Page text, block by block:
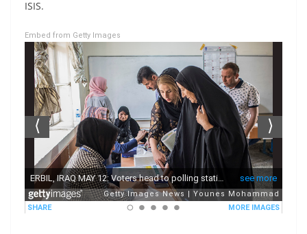
ISIS.
Embed from Getty Images